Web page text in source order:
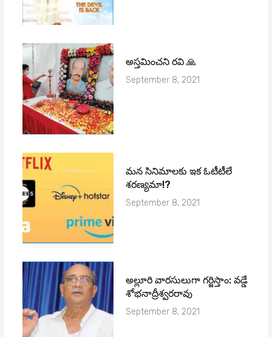
అస్తమించని రవి 🙏
September 8, 2021
మ‌న సినిమాల‌కు ఇక ఓటీటీలే
శ‌ర‌ణ్య‌మా!?
September 8, 2021
అల్లూరి వారసులుగా గర్జిస్తాం: వడ్డే
శోభనాద్రీశ్వరరావు
September 8, 2021